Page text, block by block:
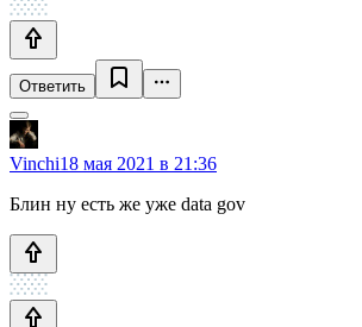
Ответить
Vinchi18 мая 2021 в 21:36
Блин ну есть же уже data gov